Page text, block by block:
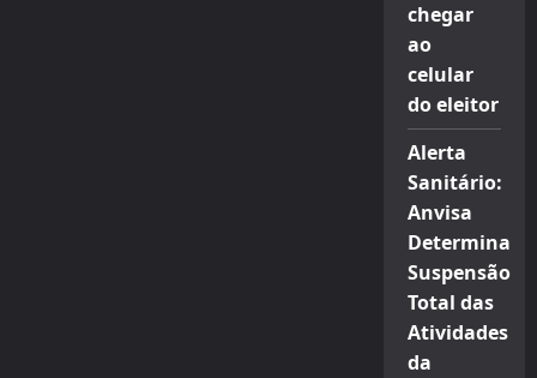
chegar
ao
celular
do eleitor
Alerta
Sanitário:
Anvisa
Determina
Suspensão
Total das
Atividades
da